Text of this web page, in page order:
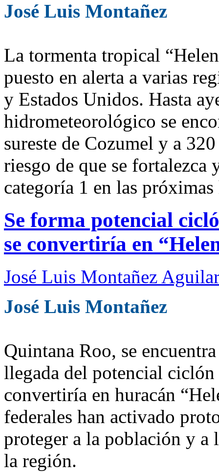
José Luis Montañez
La tormenta tropical
puesto en alerta a varias
y Estados Unidos. Hasta
hidrometeorológico se
sureste de Cozumel y a
riesgo de que se fortalezca
categoría 1 en las próximas
Se forma potencial
se convertiría en
José Luis Montañez Aguilar
José Luis Montañez
Quintana Roo, se
llegada del potencial
convertiría en huracán
federales han activado
proteger a la población y a
la región.